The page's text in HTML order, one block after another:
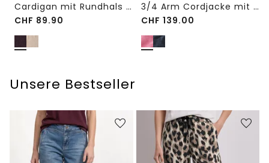
Cardigan mit Rundhals und Knöpfen
CHF 89.90
3/4 Arm Cordjacke mit Hemdkragen
CHF 139.00
Unsere Bestseller